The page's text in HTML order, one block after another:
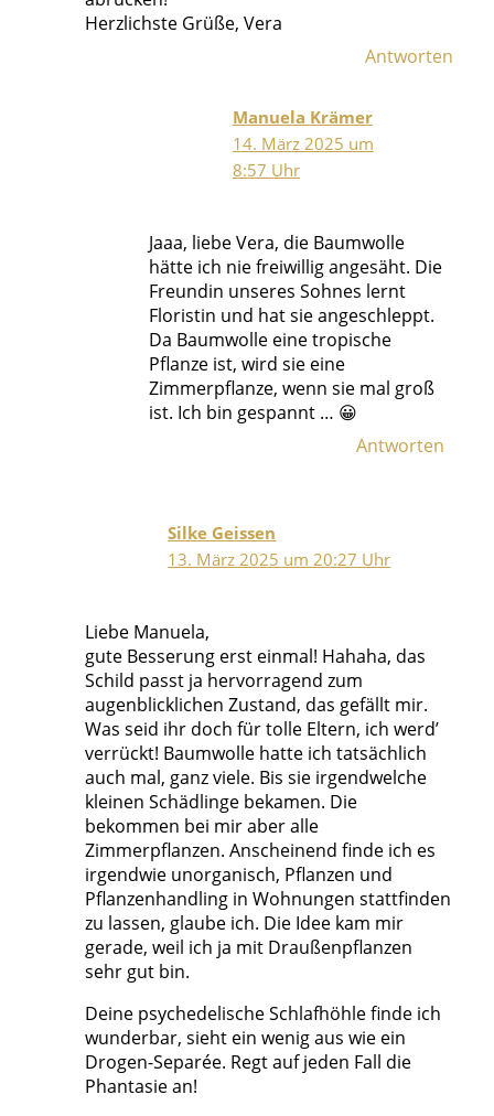
Herzlichste Grüße, Vera
Antworten
Manuela Krämer
14. März 2025 um
8:57 Uhr
Jaaa, liebe Vera, die Baumwolle
hätte ich nie freiwillig angesäht. Die
Freundin unseres Sohnes lernt
Floristin und hat sie angeschleppt.
Da Baumwolle eine tropische
Pflanze ist, wird sie eine
Zimmerpflanze, wenn sie mal groß
ist. Ich bin gespannt … 😀
Antworten
Silke Geissen
13. März 2025 um 20:27 Uhr
Liebe Manuela,
gute Besserung erst einmal! Hahaha, das
Schild passt ja hervorragend zum
augenblicklichen Zustand, das gefällt mir.
Was seid ihr doch für tolle Eltern, ich werd’
verrückt! Baumwolle hatte ich tatsächlich
auch mal, ganz viele. Bis sie irgendwelche
kleinen Schädlinge bekamen. Die
bekommen bei mir aber alle
Zimmerpflanzen. Anscheinend finde ich es
irgendwie unorganisch, Pflanzen und
Pflanzenhandling in Wohnungen stattfinden
zu lassen, glaube ich. Die Idee kam mir
gerade, weil ich ja mit Draußenpflanzen
sehr gut bin.
Deine psychedelische Schlafhöhle finde ich
wunderbar, sieht ein wenig aus wie ein
Drogen-Separée. Regt auf jeden Fall die
Phantasie an!